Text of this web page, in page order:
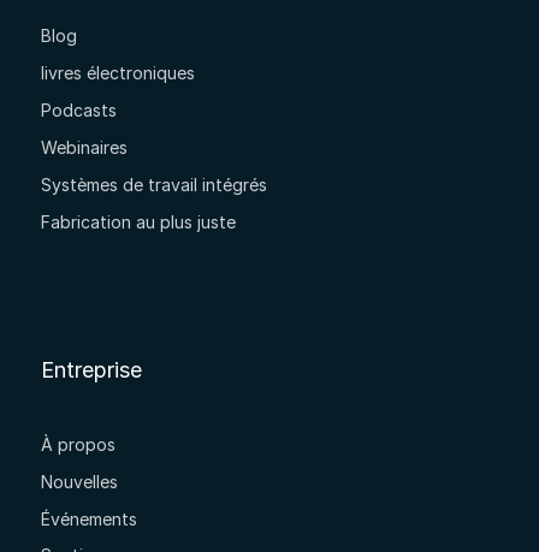
Blog
livres électroniques
Podcasts
Webinaires
Systèmes de travail intégrés
Fabrication au plus juste
Entreprise
À propos
Nouvelles
Événements